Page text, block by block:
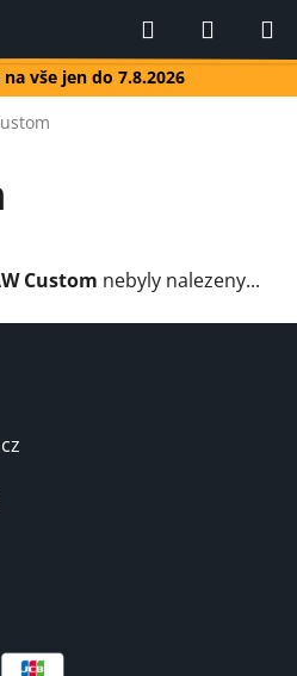
vše jen do 7.8.2026
Hledat
KOŠÍK
Custom nebyly nalezeny...